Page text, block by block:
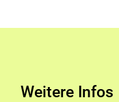
Weitere Infos